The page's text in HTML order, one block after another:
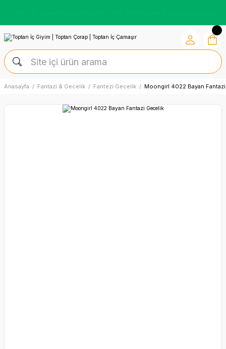
Anasayfa Fantazi & Gecelik Fantezi Gecelik Moongirl 4022 Bayan